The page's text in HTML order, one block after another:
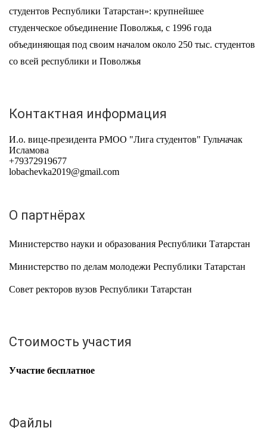
студентов Республики Татарстан»: крупнейшее
студенческое объединение Поволжья, с 1996 года
объединяющая под своим началом около 250 тыс. студентов
со всей республики и Поволжья
Контактная информация
И.о. вице-президента РМОО "Лига студентов" Гульчачак
Исламова
+79372919677
lobachevka2019@gmail.com
О партнёрах
Министерство науки и образования Республики Татарстан
Министерство по делам молодежи Республики Татарстан
Совет ректоров вузов Республики Татарстан
Стоимость участия
Участие бесплатное
Файлы